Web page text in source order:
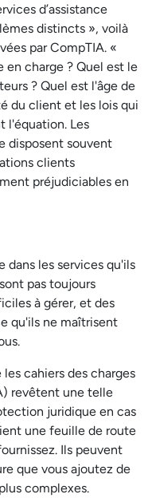
d’assistance
distincts », voilà
par CompTIA. «
en charge ? Quel est le
? Quel est l'âge de
du client et les lois qui
l'équation. Les
disposent souvent
clients
préjudiciables en
dans les services qu'ils
pas toujours
à gérer, et des
qu'ils ne maîtrisent
cahiers des charges
revêtent une telle
juridique en cas
une feuille de route
Ils peuvent
que vous ajoutez de
complexes.